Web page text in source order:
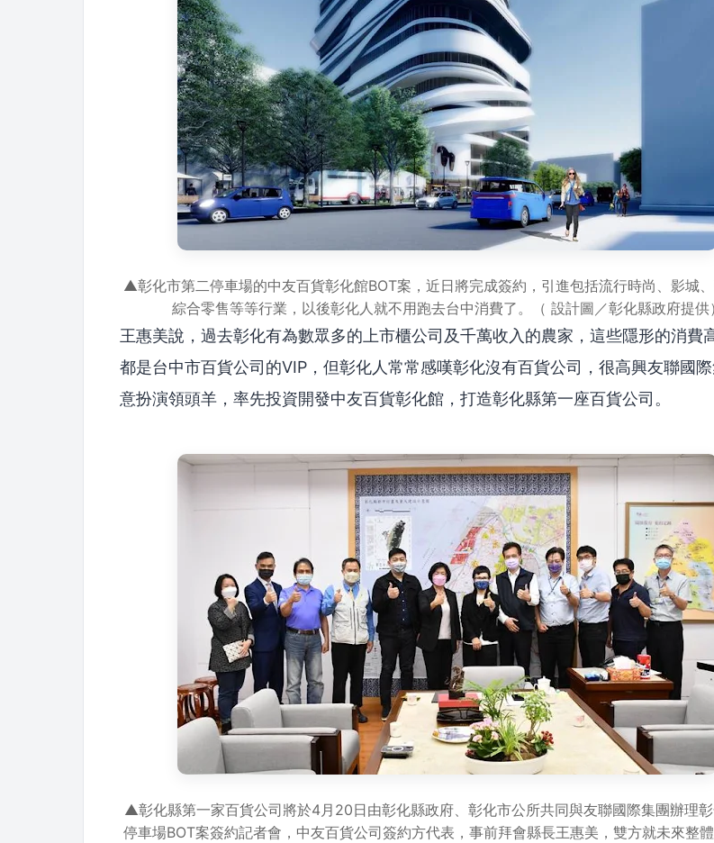
▲彰化市第二停車場的中友百貨彰化館BOT案，近日將完成簽約，引進包括流行時尚、影城
綜合零售等等行業，以後彰化人就不用跑去台中消費了。（ 設計圖／彰化縣政府提供）
王惠美說，過去彰化有為數眾多的上市櫃公司及千萬收入的農家，這些隱形的消費
都是台中市百貨公司的VIP，但彰化人常常感嘆彰化沒有百貨公司，很高興友聯國
意扮演領頭羊，率先投資開發中友百貨彰化館，打造彰化縣第一座百貨公司。
▲彰化縣第一家百貨公司將於4月20日由彰化縣政府、彰化市公所共同與友聯國際集團辦理
停車場BOT案簽約記者會，中友百貨公司簽約方代表，事前拜會縣長王惠美，雙方就未來整